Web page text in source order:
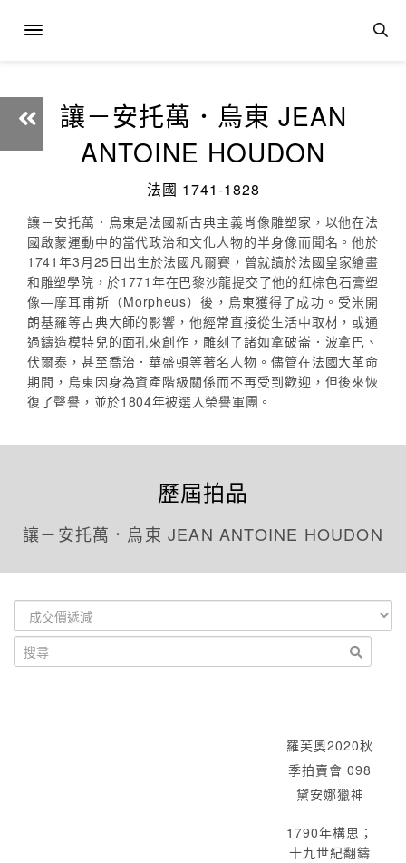
讓－安托萬．烏東 JEAN
ANTOINE HOUDON
法國 1741-1828
讓－安托萬．烏東是法國新古典主義肖像雕塑家，以他在法
國啟蒙運動中的當代政治和文化人物的半身像而聞名。他於
1741年3月25日出生於法國凡爾賽，曾就讀於法國皇家繪畫
和雕塑學院，於1771年在巴黎沙龍提交了他的紅棕色石膏塑
像—摩耳甫斯（Morpheus）後，烏東獲得了成功。受米開
朗基羅等古典大師的影響，他經常直接從生活中取材，或通
過鑄造模特兒的面孔來創作，雕刻了諸如拿破崙．波拿巴、
伏爾泰，甚至喬治．華盛頓等著名人物。儘管在法國大革命
期間，烏東因身為資產階級關係而不再受到歡迎，但後來恢
復了聲譽，並於1804年被選入榮譽軍團。
歷屆拍品
讓－安托萬．烏東 JEAN ANTOINE HOUDON
羅芙奧2020秋
季拍賣會 098
黛安娜獵神
1790年構思；
十九世紀翻鑄